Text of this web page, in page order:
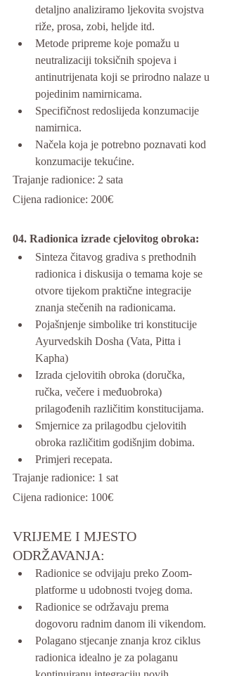
detaljno analiziramo ljekovita svojstva
riže, prosa, zobi, heljde itd.
Metode pripreme koje pomažu u
neutralizaciji toksičnih spojeva i
antinutrijenata koji se prirodno nalaze u
pojedinim namirnicama.
Specifičnost redoslijeda konzumacije
namirnica.
Načela koja je potrebno poznavati kod
konzumacije tekućine.
Trajanje radionice: 2 sata
Cijena radionice: 200€
04. Radionica izrade cjelovitog obroka:
Sinteza čitavog gradiva s prethodnih
radionica i diskusija o temama koje se
otvore tijekom praktične integracije
znanja stečenih na radionicama.
Pojašnjenje simbolike tri konstitucije
Ayurvedskih Dosha (Vata, Pitta i
Kapha)
Izrada cjelovitih obroka (doručka,
ručka, večere i međuobroka)
prilagođenih različitim konstitucijama.
Smjernice za prilagodbu cjelovitih
obroka različitim godišnjim dobima.
Primjeri recepata.
Trajanje radionice: 1 sat
Cijena radionice: 100€
VRIJEME I MJESTO
ODRŽAVANJA:
Radionice se odvijaju preko Zoom-
platforme u udobnosti tvojeg doma.
Radionice se održavaju prema
dogovoru radnim danom ili vikendom.
Polagano stjecanje znanja kroz ciklus
radionica idealno je za polaganu